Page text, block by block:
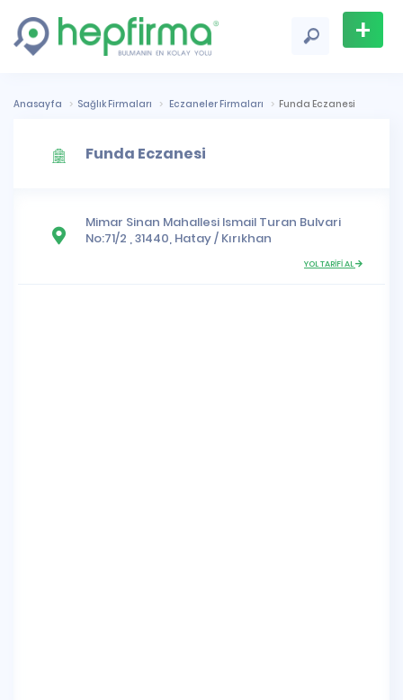
+
Ekle
Anasayfa Sağlık Firmaları Eczaneler Firmaları Funda Eczanesi
Funda Eczanesi
Mimar Sinan Mahallesi Ismail Turan Bulvari
No:71/2 , 31440, Hatay/ Kırıkhan
YOL TARİFİ AL